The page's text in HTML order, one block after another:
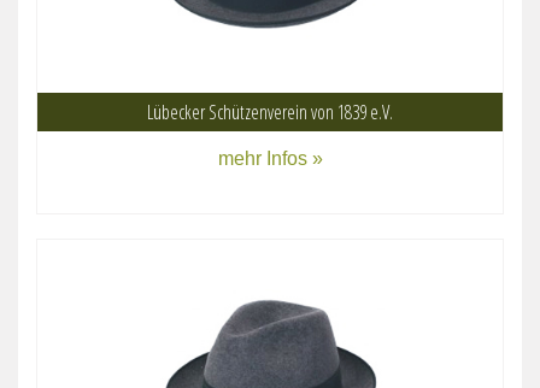
Lübecker Schützenverein von 1839 e.V.
mehr Infos »